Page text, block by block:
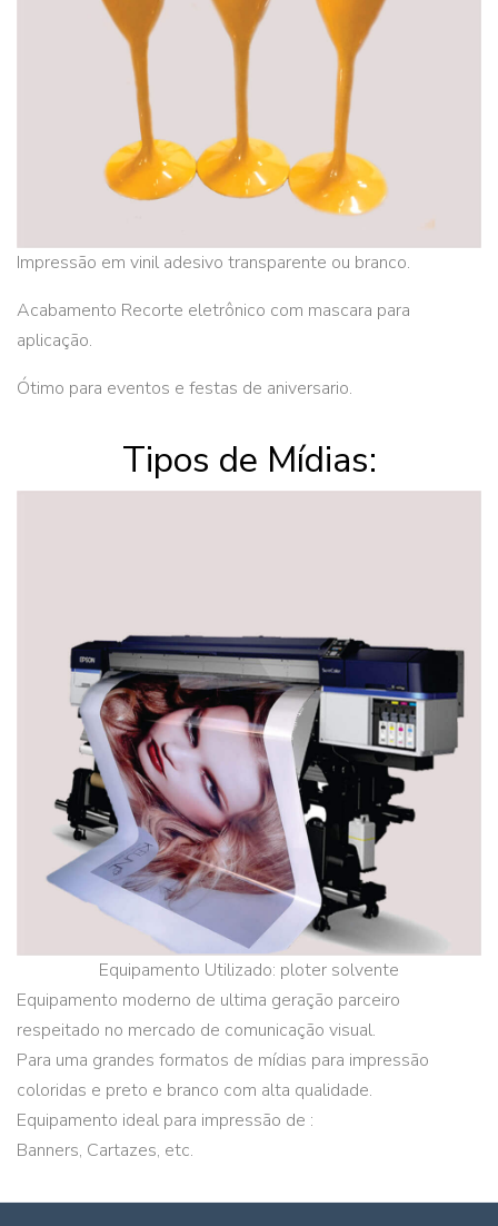
Impressão em vinil adesivo transparente ou branco.
Acabamento Recorte eletrônico com mascara para
aplicação.
Ótimo para eventos e festas de aniversario.
Tipos de Mídias:
Equipamento Utilizado: ploter solvente
Equipamento moderno de ultima geração parceiro
respeitado no mercado de comunicação visual.
Para uma grandes formatos de mídias para impressão
coloridas e preto e branco com alta qualidade.
Equipamento ideal para impressão de :
Banners, Cartazes, etc.